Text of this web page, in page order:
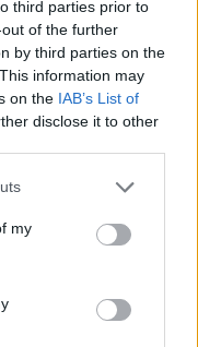
third parties prior to
of the further
by third parties on the
information may
on the IAB’s List of
disclose it to other
one or more Google
You may click to
third-party tags to
in below Google
my
τους μέτρησε την
δύο Πρωταθλημάτων
(2024) και τριών